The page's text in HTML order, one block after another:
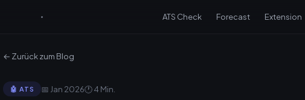
ATS Check Forecast Extension
← Zurück zum Blog
🤖 ATS 📅 Jan 2026🕐 4 Min.